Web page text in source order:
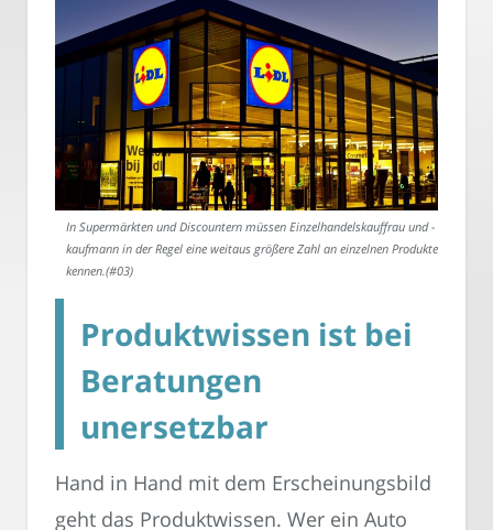
In Supermärkten und Discountern müssen Einzelhandelskauffrau und -
kaufmann in der Regel eine weitaus größere Zahl an einzelnen Produkten
kennen.(#03)
Produktwissen ist bei
Beratungen
unersetzbar
Hand in Hand mit dem Erscheinungsbild
geht das Produktwissen. Wer ein Auto